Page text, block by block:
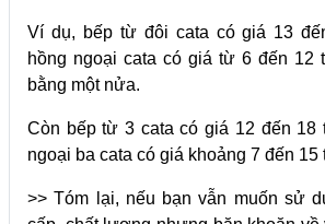
Ví dụ, bếp từ đôi cata có giá 13
hồng ngoại cata có giá từ 6 đến 12
bằng một nửa.
Còn bếp từ 3 cata có giá 12 đến 18
ngoại ba cata có giá khoảng 7 đến
>> Tóm lại, nếu bạn vẫn muốn sử